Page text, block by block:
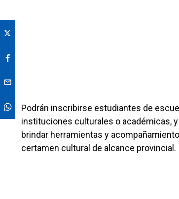
Podrán inscribirse estudiantes de
instituciones culturales o académicas,
brindar herramientas y
certamen cultural de alcance provincial.